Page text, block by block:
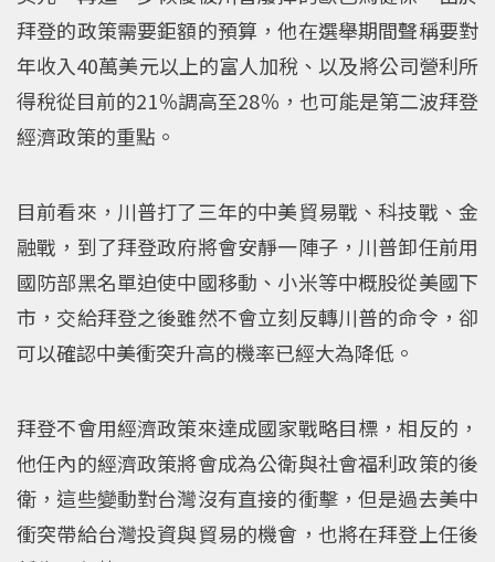
拜登的政策需要鉅額的預算，他在選舉期間聲稱要對
年收入40萬美元以上的富人加稅、以及將公司營利所
得稅從目前的21％調高至28％，也可能是第二波拜登
經濟政策的重點。
目前看來，川普打了三年的中美貿易戰、科技戰、金
融戰，到了拜登政府將會安靜一陣子，川普卸任前用
國防部黑名單迫使中國移動、小米等中概股從美國下
市，交給拜登之後雖然不會立刻反轉川普的命令，卻
可以確認中美衝突升高的機率已經大為降低。
拜登不會用經濟政策來達成國家戰略目標，相反的，
他任內的經濟政策將會成為公衛與社會福利政策的後
衛，這些變動對台灣沒有直接的衝擊，但是過去美中
衝突帶給台灣投資與貿易的機會，也將在拜登上任後